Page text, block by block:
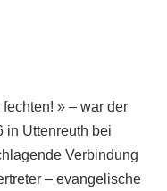
» – war der
in Uttenreuth bei
Verbindung
– evangelische